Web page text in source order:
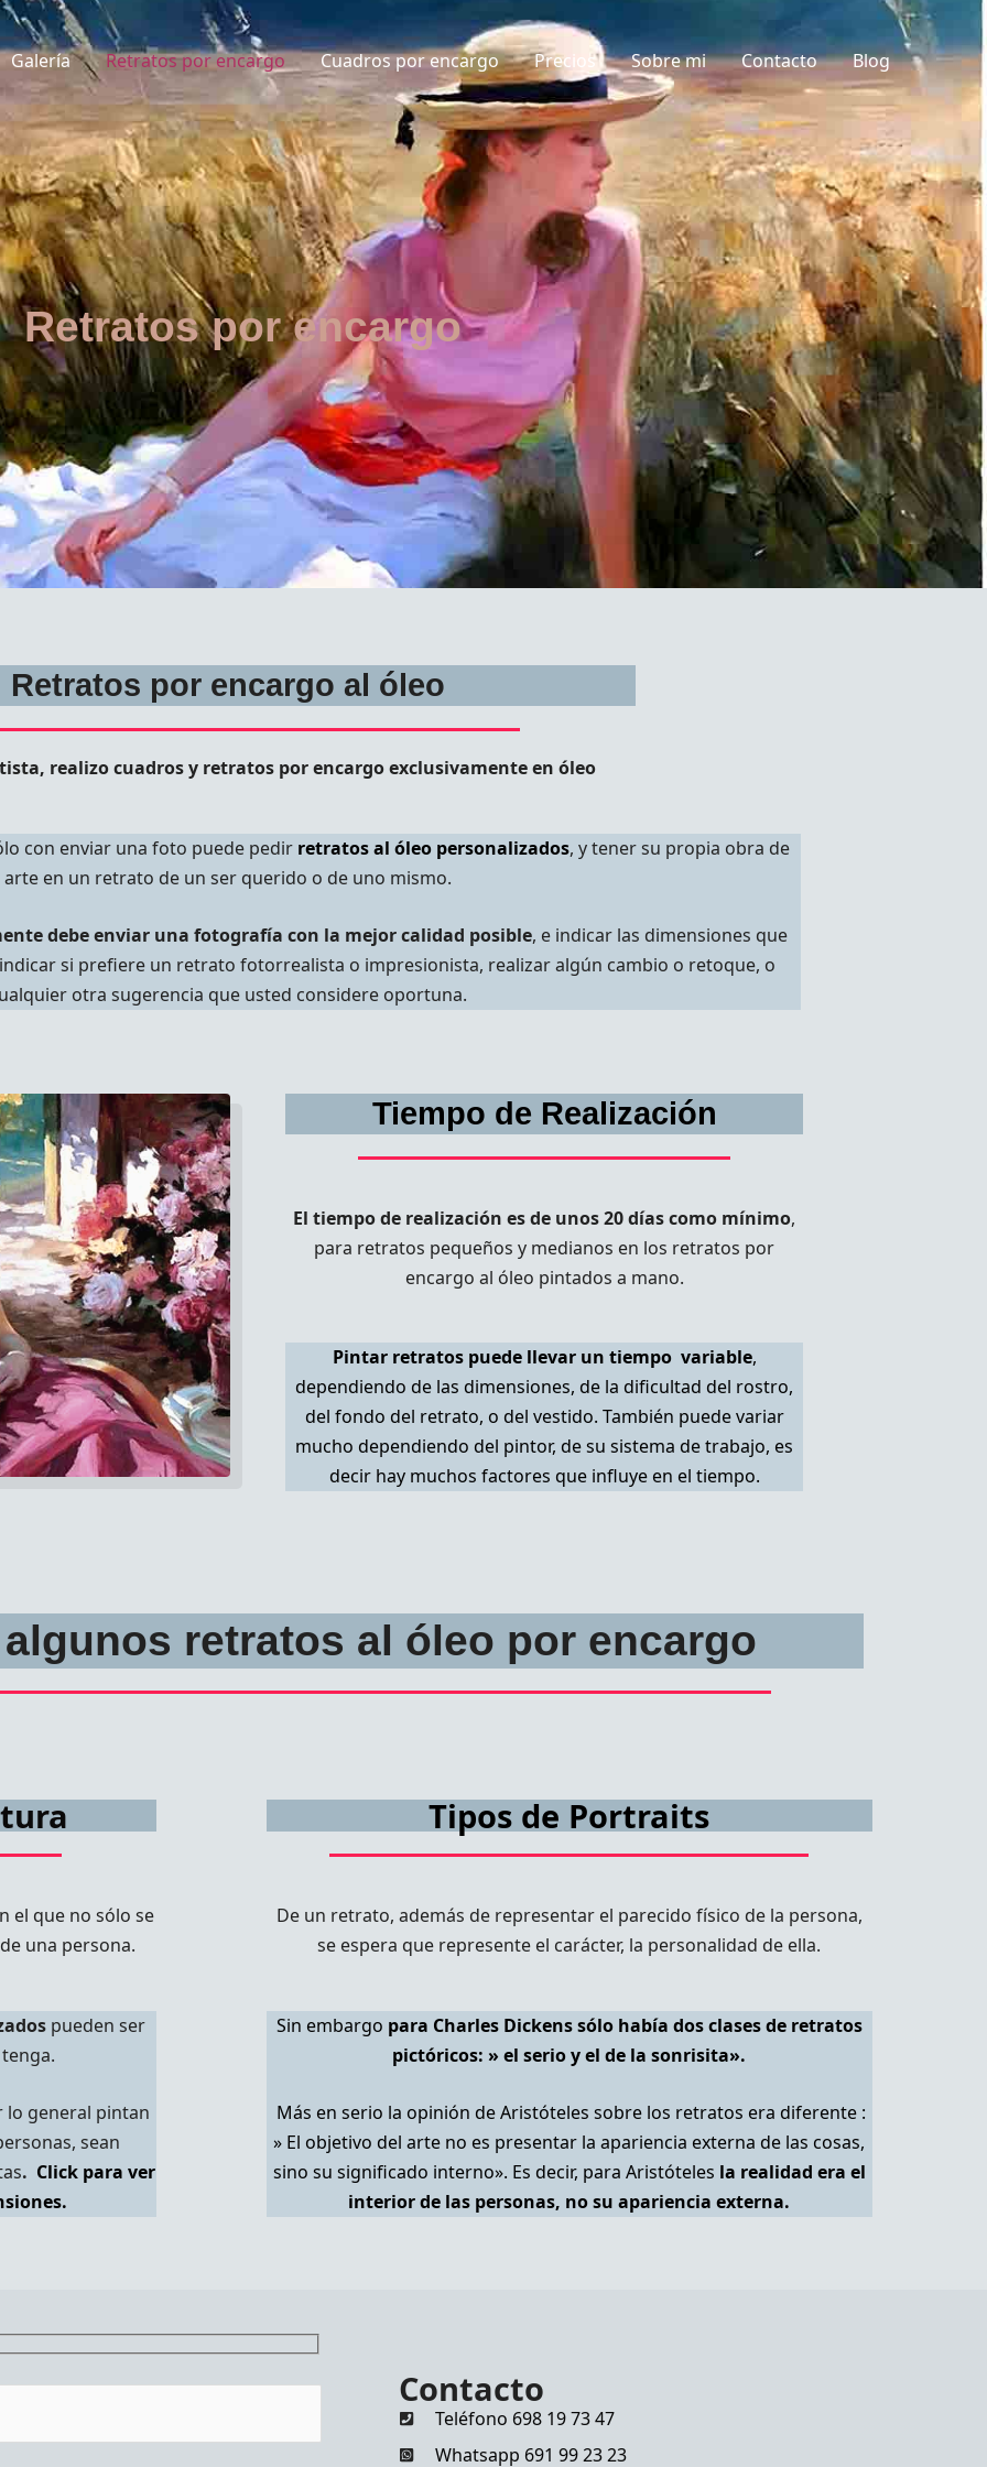
Galería Retratos por encargo Cuadros por encargo Precios Sobre mi Contacto Blog
Retratos por encargo
Retratos por encargo al óleo
realizo cuadros y retratos por encargo exclusivamente en óleo
con enviar una foto puede pedir retratos al óleo personalizados, y tener su propia obra de
arte en un retrato de un ser querido o de uno mismo.
debe enviar una fotografía con la mejor calidad posible, e indicar las dimensiones que
si prefiere un retrato fotorrealista o impresionista, realizar algún cambio o retoque, o
otra sugerencia que usted considere oportuna.
Tiempo de Realización
El tiempo de realización es de unos 20 días como mínimo,
para retratos pequeños y medianos en los retratos por
encargo al óleo pintados a mano.
Pintar retratos puede llevar un tiempo variable,
dependiendo de las dimensiones, de la dificultad del rostro,
del fondo del retrato, o del vestido. También puede variar
mucho dependiendo del pintor, de su sistema de trabajo, es
decir hay muchos factores que influye en el tiempo.
retratos al óleo por encargo
el que no sólo se
una persona.
pueden ser
lo general pintan
sean
. Click para ver
Tipos de Portraits
De un retrato, además de representar el parecido físico de la persona,
se espera que represente el carácter, la personalidad de ella.
Sin embargo para Charles Dickens sólo había dos clases de retratos
pictóricos: » el serio y el de la sonrisita».
Más en serio la opinión de Aristóteles sobre los retratos era diferente :
» El objetivo del arte no es presentar la apariencia externa de las cosas,
sino su significado interno». Es decir, para Aristóteles la realidad era el
interior de las personas, no su apariencia externa.
Contacto
Teléfono 698 19 73 47
Whatsapp 691 99 23 23